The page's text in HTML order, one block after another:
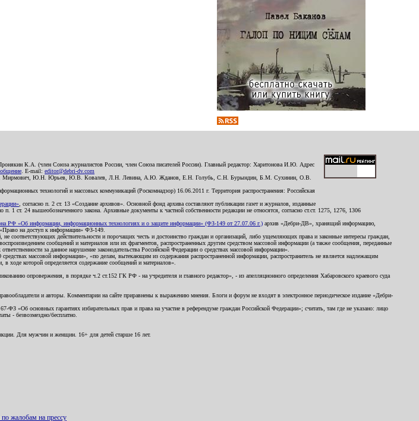
К.А. (член Союза журналистов России, член Союза писателей России). Главный редактор: Харитонова И.Ю. Адрес
. E-mail: editor@debri-dv.com
А.Э. Мирмович, Ю.Н. Юрьев, Ю.В. Ковалев, Л.Н. Левина, А.Ю. Жданов, Е.Н. Голубь, С.Н. Бурындин, Б.М. Сухинин, О.В.
технологий и массовых коммуникаций (Роскомнадзор) 16.06.2011 г. Территория распространения: Российская
, согласно п. 2 ст. 13 «Создание архивов». Основной фонд архива составляют публикации газет и журналов, изданные
ст. 24 вышеобозначенного закона. Архивные документы к частной собственности редакции не относятся, согласно ст.ст. 1275, 1276, 1306
РФ «Об информации, информационных технологиях и о защите информации» (ФЗ-149 от 27.07.06 г.) архив «Дебри-ДВ», хранящий информацию,
«Право на доступ к информации» ФЗ-149.
соответствующих действительности и порочащих честь и достоинство граждан и организаций, либо ущемляющих права и законные интересы граждан,
сообщений и материалов или их фрагментов, распространенных другим средством массовой информации (а также сообщения, переданные
за данное нарушение законодательства Российской Федерации о средствах массовой информации».
массовой информации», «по делам, вытекающим из содержания распространенной информации, распространитель не является надлежащим
ходе которой определяется содержание сообщений и материалов».
опровержения, в порядке ч.2 ст.152 ГК РФ - на учредителя и главного редактор», - из апелляционного определения Хабаровского краевого суда
и авторы. Комментарии на сайте приравнены к выражению мнения. Блоги и форум не входят в электронное периодическое издание «Дебри-
«Об основных гарантиях избирательных прав и права на участие в референдуме граждан Российской Федерации»; считать, там где не указано: лицо
- безвозмездно/бесплатно.
Для мужчин и женщин. 16+ для детей старше 16 лет.